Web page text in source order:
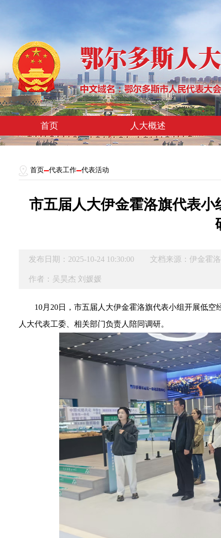
首页 人大概述
首页 代表工作 代表活动
市五届人大伊金霍洛旗代表
发布日期：2025-10-24 10:30:00 文档来源：伊金霍
作者：吴昊杰 刘媛媛
10月20日， 市五届人大伊金霍洛旗代表小组开展低空
人大代表工委、相关部门负责人陪同调研。